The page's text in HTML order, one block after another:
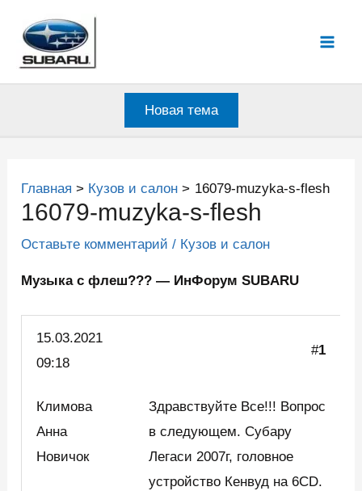
содержимому
Новая тема
Главная Кузов и салон 16079-muzyka-s-flesh
16079-muzyka-s-flesh
Оставьте комментарий / Кузов и салон
Музыка с флеш??? — ИнФорум SUBARU
15.03.2021
09:18
#1
Климова
Анна
Новичок
Здравствуйте Все!!! Вопрос
в следующем. Субару
Легаси 2007г, головное
устройство Кенвуд на 6CD.